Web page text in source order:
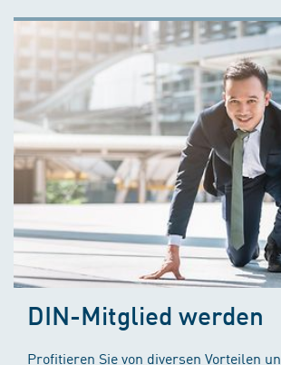
DIN-Mitglied werden
Profitieren Sie von diversen Vorteilen